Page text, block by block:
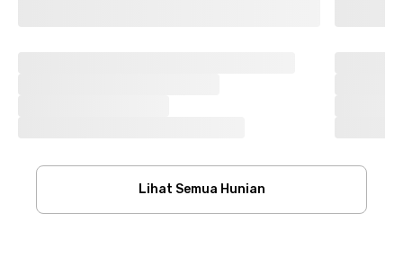
Lihat Semua Hunian